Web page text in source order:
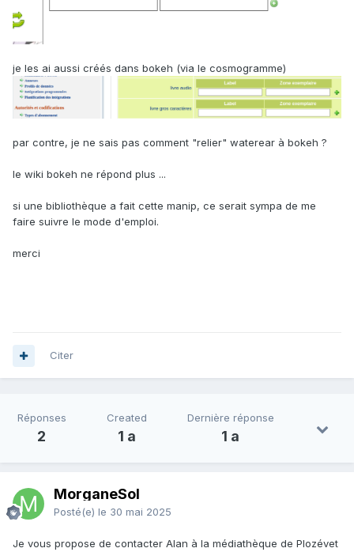
je les ai aussi créés dans bokeh (via le cosmogramme)
par contre, je ne sais pas comment "relier" waterear à bokeh ?
le wiki bokeh ne répond plus ...
si une bibliothèque a fait cette manip, ce serait sympa de me
faire suivre le mode d'emploi.
merci
Citer
Réponses
2
Created
1 a
Dernière réponse
1 a
MorganeSol
Posté(e) le 30 mai 2025
Je vous propose de contacter Alan à la médiathèque de Plozévet